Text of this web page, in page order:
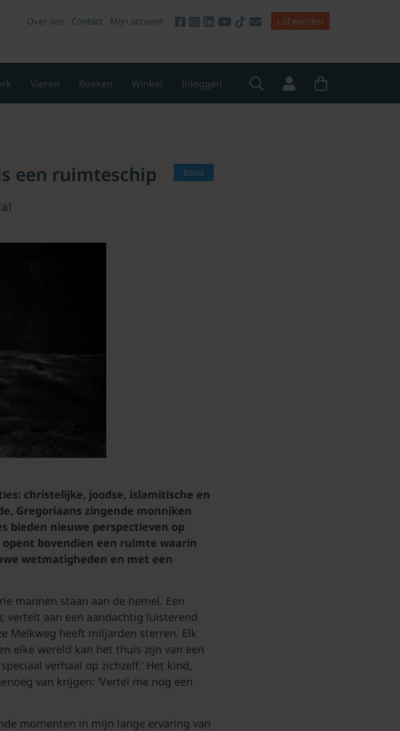
Over ons Contact Mijn account Lid worden
Vieren Boeken Winkel Inloggen
Basis
een ruimteschip
christelijke, joodse, islamitische en
Gregoriaans zingende monniken
bieden nieuwe perspectieven op
bovendien een ruimte waarin
wetmatigheden en met een
mannen staan aan de hemel. Een
vertelt aan een aandachtig luisterend
Melkweg heeft miljarden sterren. Elk
elke wereld kan het thuis zijn van een
verhaal op zichzelf.’ Het kind,
van krijgen: ‘Vertel me nog een
momenten in mijn lange ervaring van